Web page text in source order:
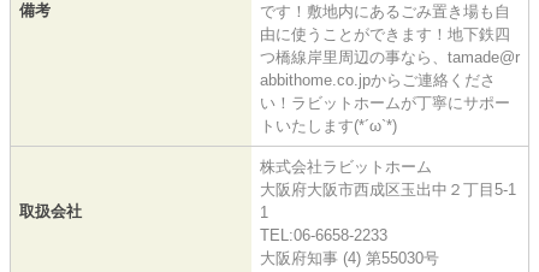
備考
です！敷地内にあるごみ置き場も自
由に使うことができます！地下鉄四
つ橋線岸里周辺の事なら、tamade@r
abbithome.co.jpからご連絡くださ
い！ラビットホームが丁寧にサポー
トいたします(*´ω`*)
取扱会社
株式会社ラビットホーム
大阪府大阪市西成区玉出中２丁目5-1
1
TEL:06-6658-2233
大阪府知事 (4) 第55030号